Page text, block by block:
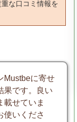
な口コミ情報を
Mustbeに寄せ
果です。良い
載せていま
使いくださ